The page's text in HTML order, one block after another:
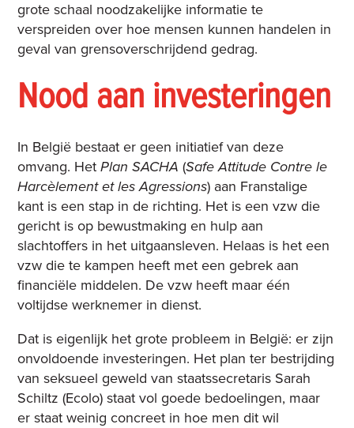
grote schaal noodzakelijke informatie te
verspreiden over hoe mensen kunnen handelen in
geval van grensoverschrijdend gedrag.
Nood aan investeringen
In België bestaat er geen initiatief van deze
omvang. HetPlan SACHA (Safe Attitude Contre le
Harcèlement et les Agressions) aan Franstalige
kant is een stap in de richting. Het is een vzw die
gericht is op bewustmaking en hulp aan
slachtoffers in het uitgaansleven. Helaas is het een
vzw die te kampen heeft met een gebrek aan
financiële middelen. De vzw heeft maar één
voltijdse werknemer in dienst.
Dat is eigenlijk het grote probleem in België: er zijn
onvoldoende investeringen. Het plan ter bestrijding
van seksueel geweld van staatssecretaris Sarah
Schiltz (Ecolo) staat vol goede bedoelingen, maar
er staat weinig concreet in hoe men dit wil